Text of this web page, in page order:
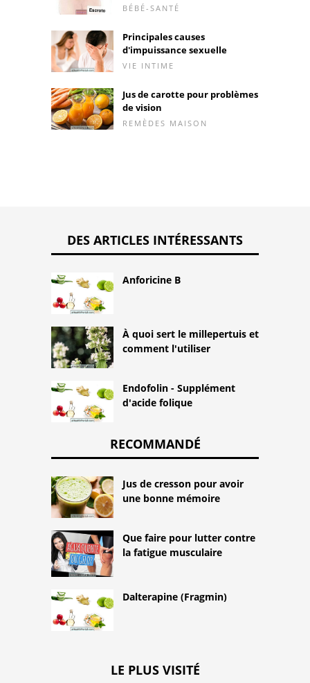
BÉBÉ-SANTÉ
Principales causes
d'impuissance sexuelle
VIE INTIME
Jus de carotte pour problèmes
de vision
REMÈDES MAISON
DES ARTICLES INTÉRESSANTS
Anforicine B
À quoi sert le millepertuis et
comment l'utiliser
Endofolin - Supplément
d'acide folique
RECOMMANDÉ
Jus de cresson pour avoir
une bonne mémoire
Que faire pour lutter contre
la fatigue musculaire
Dalterapine (Fragmin)
LE PLUS VISITÉ